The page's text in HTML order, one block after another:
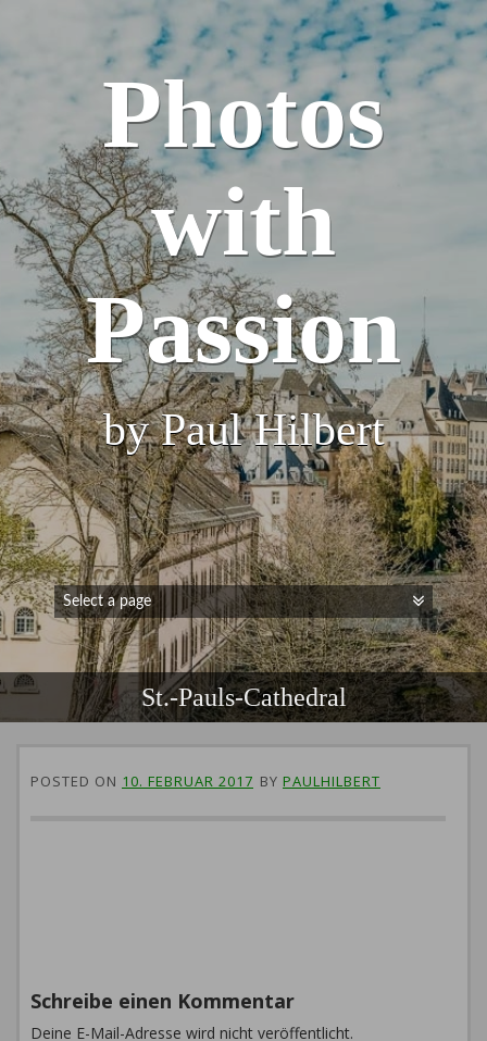
Photos
with
Passion
by Paul Hilbert
St.-Pauls-Cathedral
POSTED ON 10. FEBRUAR 2017 BY PAULHILBERT
Schreibe einen Kommentar
Deine E-Mail-Adresse wird nicht veröffentlicht.